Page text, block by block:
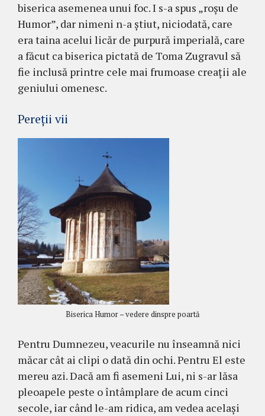
biserica asemenea unui foc. I s-a spus „roșu de
Humor”, dar nimeni n-a știut, niciodată, care
era taina acelui licăr de purpură imperială, care
a făcut ca biserica pictată de Toma Zugravul să
fie inclusă printre cele mai frumoase creații ale
geniului omenesc.
Pereții vii
Biserica Humor – vedere dinspre poartă
Pentru Dumnezeu, veacurile nu înseamnă nici
măcar cât ai clipi o dată din ochi. Pentru El este
mereu azi. Dacă am fi asemeni Lui, ni s-ar lăsa
pleoapele peste o întâmplare de acum cinci
secole, iar când le-am ridica, am vedea același